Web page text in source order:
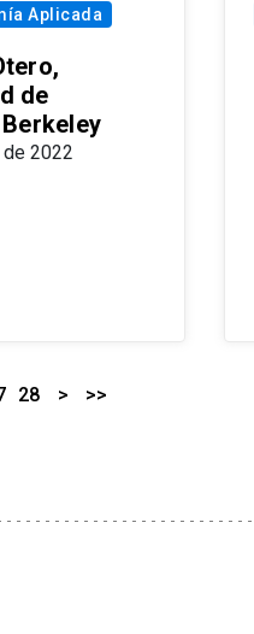
Aplicada
de
2022
28 > >>